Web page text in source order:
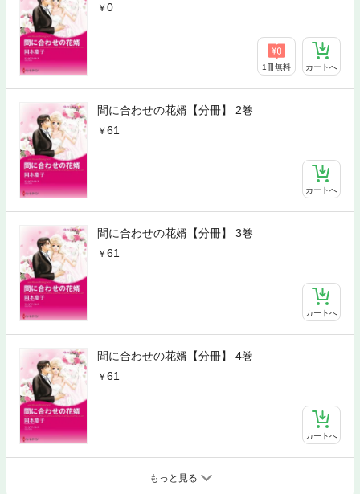
0
1冊無料 カートへ
間に合わせの花婿【分冊】 2巻
61
カートへ
間に合わせの花婿【分冊】 3巻
61
カートへ
間に合わせの花婿【分冊】 4巻
61
カートへ
もっと見る